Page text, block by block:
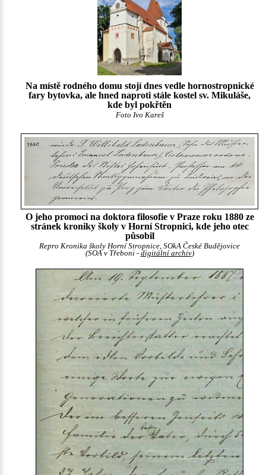
Na místě rodného domu stojí dnes vedle hornostropnické
fary bytovka, ale hned naproti stále kostel sv. Mikuláše,
kde byl pokřtěn
Foto Ivo Kareš
O jeho promoci na doktora filosofie v Praze roku 1880 ze
stránek kroniky školy v Horní Stropnici, kde jeho otec
působil
Repro Kronika školy Horní Stropnice, SOkA České Budějovice
(SOA v Třeboni - digitální archiv)